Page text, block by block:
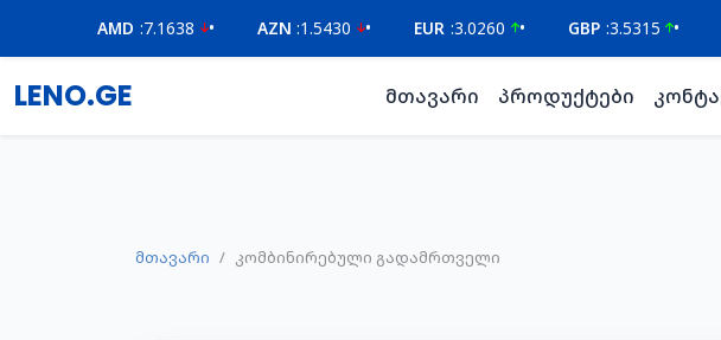
7.1638 • AZN 1.5430 • EUR 3.0260 • GBP 3.5315 • RUB
LENO.GE მთავარი პროდუქტები
მთავარი კომბინირებული გადამრთველი